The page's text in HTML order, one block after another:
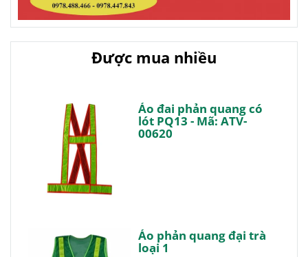
Được mua nhiều
Áo đai phản quang có
lót PQ13 - Mã: ATV-
00620
Áo phản quang đại trà
loại 1